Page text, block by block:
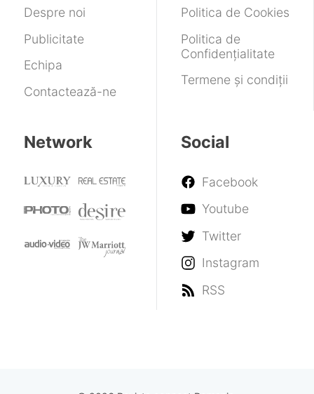
Despre noi
Publicitate
Echipa
Contactează-ne
Politica de Cookies
Politica de
Confidențialitate
Termene și condiții
Network Social
Facebook
Youtube
Twitter
Instagram
RSS